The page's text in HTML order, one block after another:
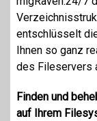
entschlüsselt
Ihnen so ganz
des Fileservers
Finden und
auf Ihrem